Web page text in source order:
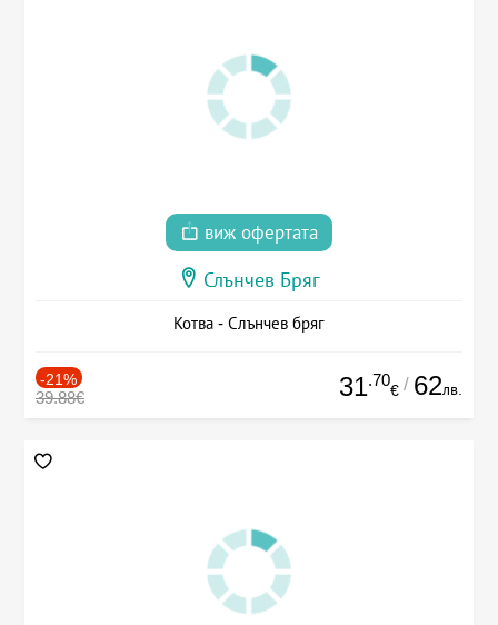
виж офертата
Слънчев Бряг
Котва - Слънчев бряг
-21%
39.88€ 31.70
€ / 62лв.